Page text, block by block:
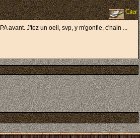
Citer
avant. J'tez un oeil, svp, y m'gonfle, c'nain ...